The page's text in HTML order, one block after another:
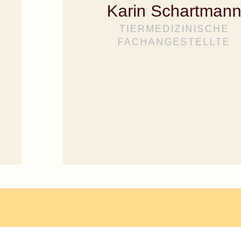
Karin Schartmann
TIERMEDIZINISCHE
FACHANGESTELLTE